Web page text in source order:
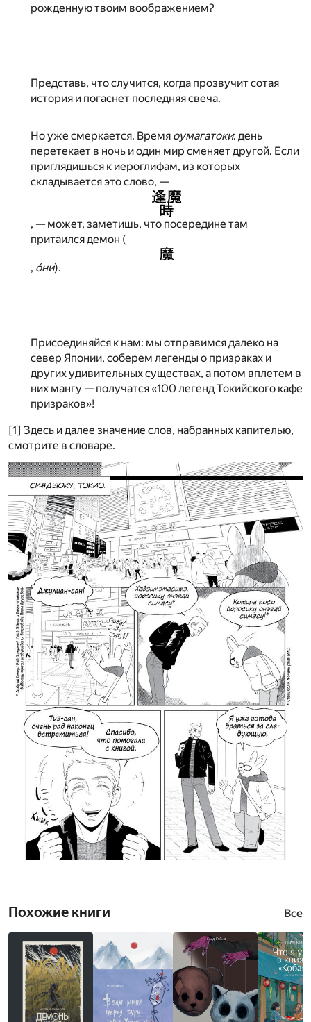
рожденную твоим воображением?
Представь, что случится, когда прозвучит сотая
история и погаснет последняя свеча.
Но уже смеркается. Время оумагатоки: день
перетекает в ночь и один мир сменяет другой. Если
приглядишься к иероглифам, из которых
складывается это слово, —
, — может, заметишь, что посередине там
притаился демон (
, óни).
Присоединяйся к нам: мы отправимся далеко на
север Японии, соберем легенды о призраках и
других удивительных существах, а потом вплетем в
них мангу — получатся «100 легенд Токийского кафе
призраков»!
[1] Здесь и далее значение слов, набранных капителью,
смотрите в словаре.
Похожие книги Все